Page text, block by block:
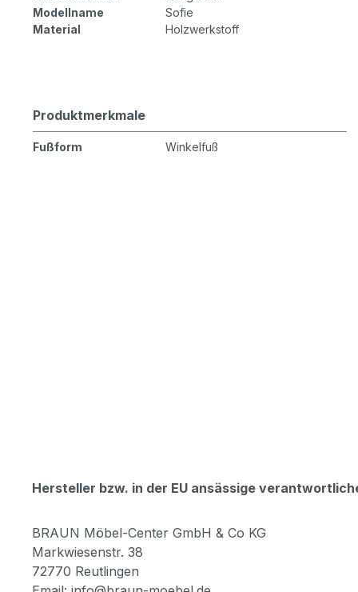
Modellname
Sofie
Material
Holzwerkstoff
Produktmerkmale
Fußform Winkelfuß
Hersteller bzw. in der EU ansässige
BRAUN Möbel-Center GmbH & Co KG
Markwiesenstr. 38
72770 Reutlingen